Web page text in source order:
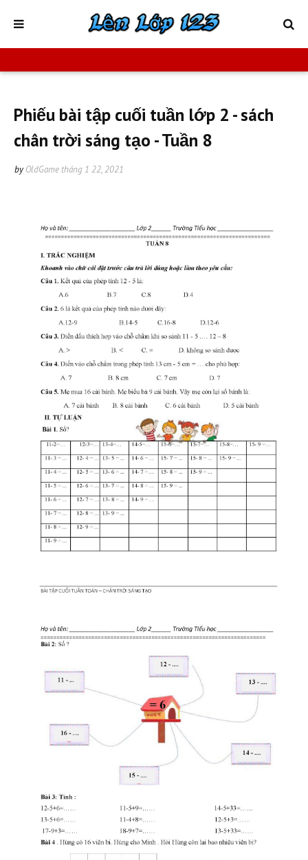
Phiếu bài tập cuối tuần lớp 2 - sách
chân trời sáng tạo - Tuần 8
by OldGame tháng 1 22, 2021